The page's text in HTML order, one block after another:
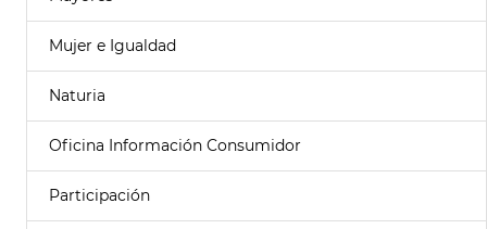
Mujer e Igualdad
Naturia
Oficina Información Consumidor
Participación